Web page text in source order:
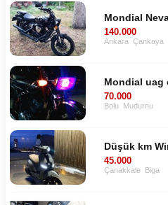
Mondial
140.000
Ankara Çankaya
Mondial uag
70.000
Bolu Mudurnu
Düşük km
45.000
Çanakkale Biga